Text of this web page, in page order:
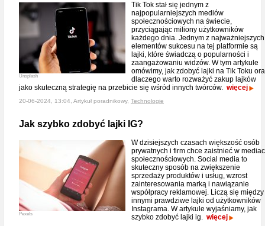
Unsplash
Tik Tok stał się jednym z
najpopularniejszych mediów
społecznościowych na świecie,
przyciągając miliony użytkowników
każdego dnia. Jednym z najważniejszych
elementów sukcesu na tej platformie są
lajki, które świadczą o popularności i
zaangażowaniu widzów. W tym artykule
omówimy, jak zdobyć lajki na Tik Toku
dlaczego warto rozważyć zakup lajków
jako skuteczną strategię na przebicie się wśród innych twórców. więcej
20-06-2024, 13:04, Artykuł poradnikowy, Technologie
Jak szybko zdobyć lajki IG?
Pexels
W dzisiejszych czasach większość osób
prywatnych i firm chce zaistnieć w
społecznościowych. Social media to
skuteczny sposób na zwiększenie
sprzedaży produktów i usług, wzrost
zainteresowania marką i nawiązanie
współpracy reklamowej. Liczą się między
innymi prawdziwe lajki od użytkowników
Instagrama. W artykule wyjaśniamy, jak
szybko zdobyć lajki ig. więcej